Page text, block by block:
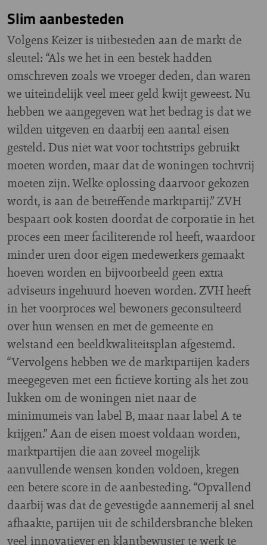
Slim aanbesteden
Volgens Keizer is uitbesteden aan de markt de
sleutel: “Als we het in een bestek hadden
omschreven zoals we vroeger deden, dan waren
we uiteindelijk veel meer geld kwijt geweest. Nu
hebben we aangegeven wat het bedrag is dat we
wilden uitgeven en daarbij een aantal eisen
gesteld. Dus niet wat voor tochtstrips gebruikt
moeten worden, maar dat de woningen tochtvrij
moeten zijn. Welke oplossing daarvoor gekozen
wordt, is aan de betreffende marktpartij.” ZVH
bespaart ook kosten doordat de corporatie in het
proces een meer faciliterende rol heeft, waardoor
minder uren door eigen medewerkers gemaakt
hoeven worden en bijvoorbeeld geen extra
adviseurs ingehuurd hoeven worden. ZVH heeft
in het voorproces wel bewoners geconsulteerd
over hun wensen en met de gemeente en
welstand een beeldkwaliteitsplan afgestemd.
“Vervolgens hebben we de marktpartijen kaders
meegegeven met een fictieve korting als het zou
lukken om de woningen niet naar de
minimumeis van label B, maar naar label A te
krijgen.” Aan de eisen moest voldaan worden,
marktpartijen die aan zoveel mogelijk
aanvullende wensen konden voldoen, kregen
een betere score in de aanbesteding. “Opvallend
daarbij was dat de gevestigde aannemerij al snel
afhaakte, partijen uit de schildersbranche bleken
veel innovatiever en klantbewuster te werk te